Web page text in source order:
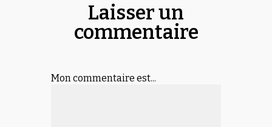
Laisser un
commentaire
Mon commentaire est...